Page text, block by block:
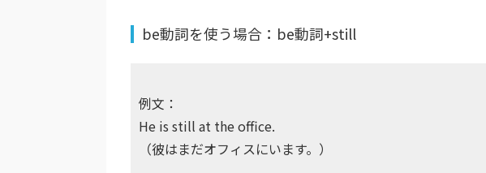
be動詞を使う場合：be動詞+still
例文：
He is still at the office.
（彼はまだオフィスにいます。）